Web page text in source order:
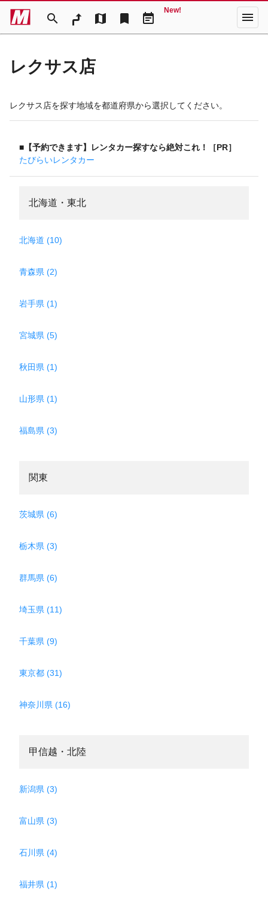
search map bookmark event_note
New! menu
レクサス店
レクサス店を探す地域を都道府県から選択してください。
■【予約できます】レンタカー探すなら絶対これ！［PR］
たびらいレンタカー
北海道・東北
北海道 (10)
青森県 (2)
岩手県 (1)
宮城県 (5)
秋田県 (1)
山形県 (1)
福島県 (3)
関東
茨城県 (6)
栃木県 (3)
群馬県 (6)
埼玉県 (11)
千葉県 (9)
東京都 (31)
神奈川県 (16)
甲信越・北陸
新潟県 (3)
富山県 (3)
石川県 (4)
福井県 (1)